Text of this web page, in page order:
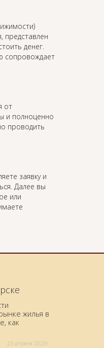
представлен
денег.
сопровождает
от
и полноценно
проводить
заявку и
Далее вы
или
жилья в
как
23 aпреля 2023г.